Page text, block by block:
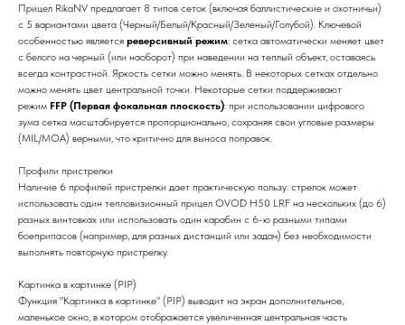
Прицел RikaNV предлагает 8 типов сеток (включая баллистические и охотничьи)
с 5 вариантами цвета (Черный/Белый/Красный/Зеленый/Голубой). Ключевой
особенностью является реверсивный режим: сетка автоматически меняет цвет
с белого на черный (или наоборот) при наведении на теплый объект, оставаясь
всегда контрастной. Яркость сетки можно менять. В некоторых сетках отдельно
можно менять цвет центральной точки. Некоторые сетки поддерживают
режим FFP (Первая фокальная плоскость): при использовании цифрового
зума сетка масштабируется пропорционально, сохраняя свои угловые размеры
(MIL/MOA) верными, что критично для выноса поправок.
Профили пристрелки
Наличие 6 профилей пристрелки дает практическую пользу: стрелок может
использовать один тепловизионный прицел OVOD H50 LRF на нескольких (до 6)
разных винтовках или использовать один карабин с 6-ю разными типами
боеприпасов (например, для разных дистанций или задач) без необходимости
выполнять повторную пристрелку.
Картинка в картинке (PIP)
Функция "Картинка в картинке" (PIP) выводит на экран дополнительное,
маленькое окно, в котором отображается увеличенная центральная часть